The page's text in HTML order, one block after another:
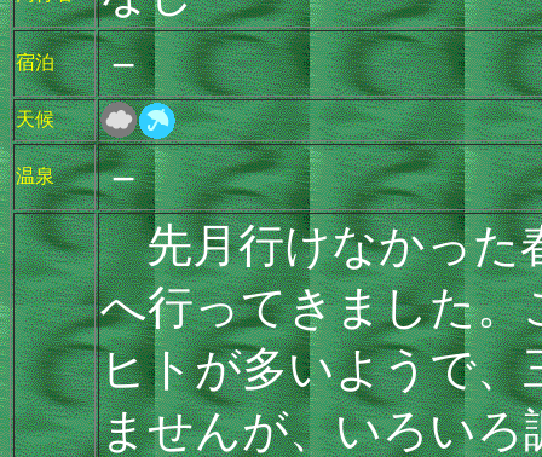
宿泊 －
天候
温泉 －
先月行けなかった
へ行ってきました
ヒトが多いようで、
ませんが、いろいろ